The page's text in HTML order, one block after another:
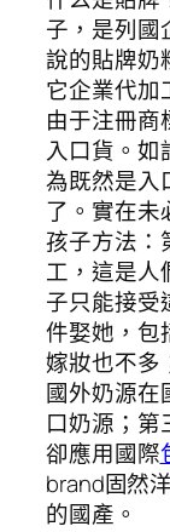
子，是列國
說的貼牌奶
它企業代加
由于注冊商
入口貨。如
為既然是入
了。實在未
孩子方法：
工，這是人
子只能接受
件娶她，包
嫁妝也不多
國外奶源在
口奶源；第
卻應用國際
brand固然
的國產。